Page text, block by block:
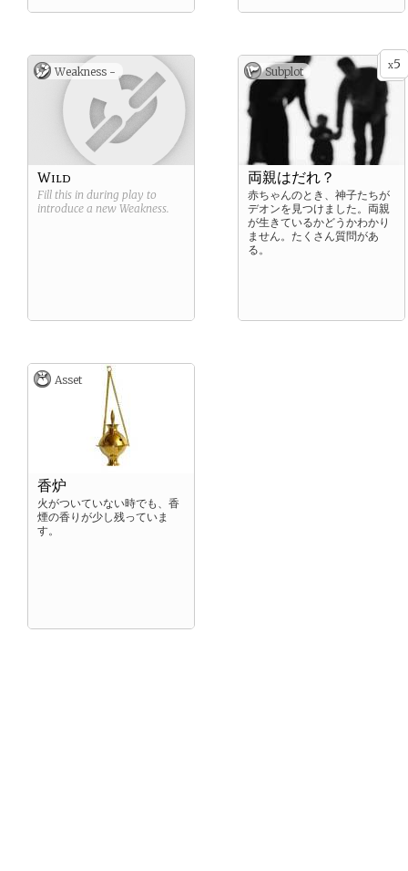
Weakness -
Wild
Fill this in during play to
introduce a new Weakness.
x5
Subplot
両親はだれ？
赤ちゃんのとき、神子たちが
デオンを見つけました。両親
が生きているかどうかわかり
ません。たくさん質問があ
る。
Asset
香炉
火がついていない時でも、香
煙の香りが少し残っていま
す。